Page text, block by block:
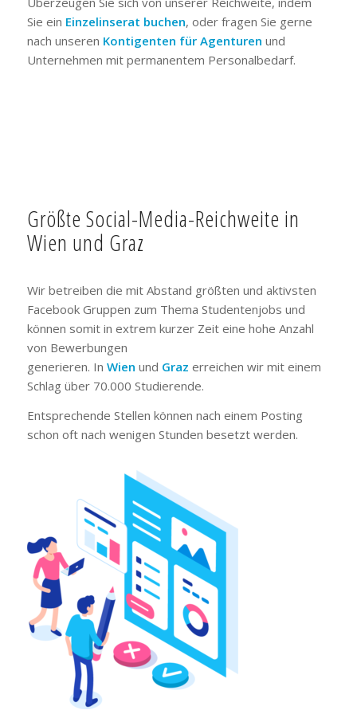
Sie ein Einzelinserat buchen, oder fragen Sie gerne
nach unseren Kontigenten für Agenturen und
Unternehmen mit permanentem Personalbedarf.
Größte Social-Media-Reichweite in
Wien und Graz
Wir betreiben die mit Abstand größten und aktivsten
Facebook Gruppen zum Thema Studentenjobs und
können somit in extrem kurzer Zeit eine hohe Anzahl
von Bewerbungen
generieren. In Wien und Graz erreichen wir mit einem
Schlag über 70.000 Studierende.
Entsprechende Stellen können nach einem Posting
schon oft nach wenigen Stunden besetzt werden.